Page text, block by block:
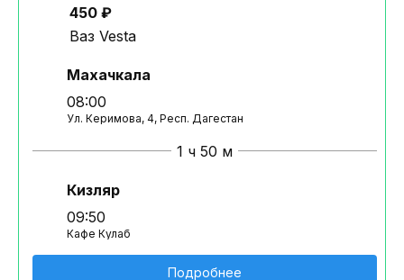
450 ₽
Ваз Vesta
Махачкала
08:00
Ул. Керимова, 4, Респ. Дагестан
1 ч 50 м
Кизляр
09:50
Кафе Кулаб
Подробнее